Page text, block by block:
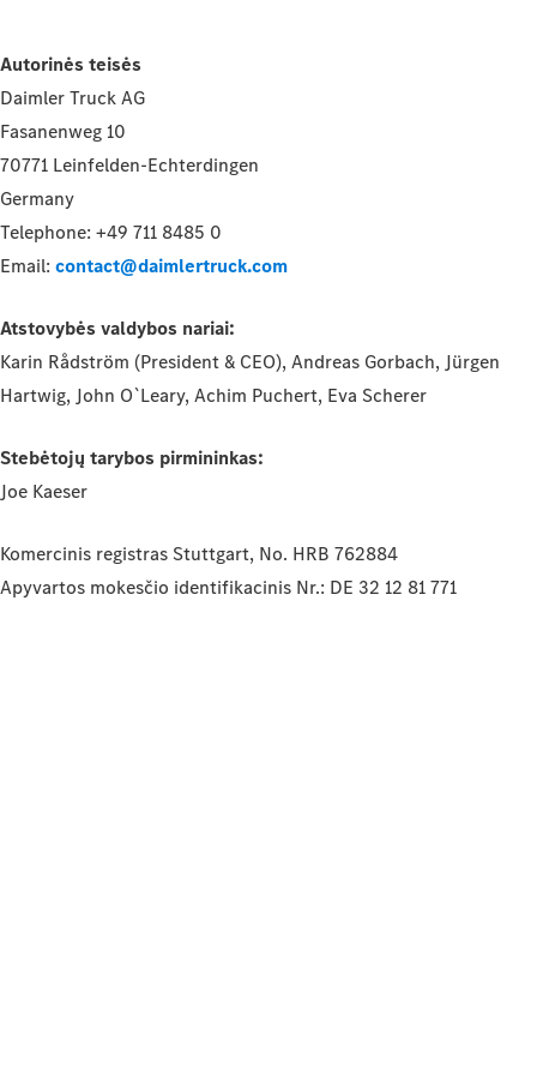
Autorinės teisės
Daimler Truck AG
Fasanenweg 10
70771 Leinfelden-Echterdingen
Germany
Telephone: +49 711 8485 0
Email: contact@daimlertruck.com
Atstovybės valdybos nariai:
Karin Rådström (President & CEO), Andreas Gorbach, Jürgen
Hartwig, John O`Leary, Achim Puchert, Eva Scherer
Stebėtojų tarybos pirmininkas:
Joe Kaeser
Komercinis registras Stuttgart, No. HRB 762884
Apyvartos mokesčio identifikacinis Nr.: DE 32 12 81 771